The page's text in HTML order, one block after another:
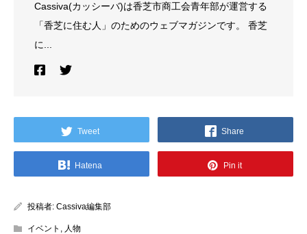
Cassiva(カッシーバ)は香芝市商工会青年部が運営する
「香芝に住む人」のためのウェブマガジンです。 香芝
に...
Tweet Share
Hatena Pin it
投稿者: Cassiva編集部
イベント 人物